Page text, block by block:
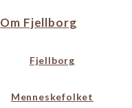
Om Fjellborg
Fjellborg
Menneskefolket